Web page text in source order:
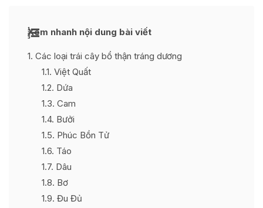
Xem nhanh nội dung bài viết
1 Các loại trái cây bổ thận tráng dương
1.1 Việt Quất
1.2 Dứa
1.3 Cam
1.4 Bưởi
1.5 Phúc Bồn Tử
1.6 Táo
1.7 Dâu
1.8 Bơ
1.9 Đu Đủ